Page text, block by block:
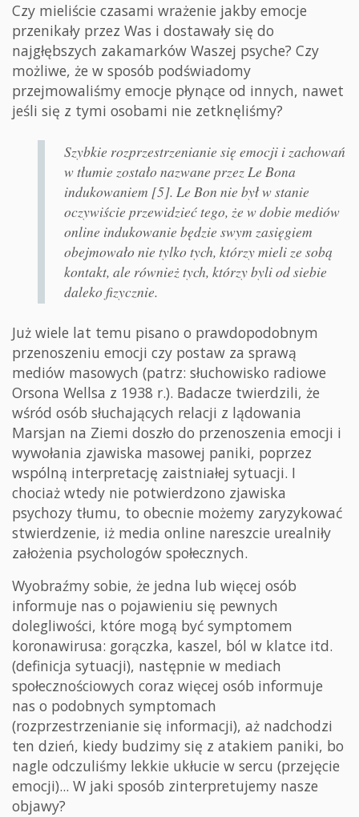
Czy mieliście czasami wrażenie jakby emocje
przenikały przez Was i dostawały się do
najgłębszych zakamarków Waszej psyche? Czy
możliwe, że w sposób podświadomy
przejmowaliśmy emocje płynące od innych, nawet
jeśli się z tymi osobami nie zetknęliśmy?
Szybkie rozprzestrzenianie się emocji i zachowań
w tłumie zostało nazwane przez Le Bona
indukowaniem [5]. Le Bon nie był w stanie
oczywiście przewidzieć tego, że w dobie mediów
online indukowanie będzie swym zasięgiem
obejmowało nie tylko tych, którzy mieli ze sobą
kontakt, ale również tych, którzy byli od siebie
daleko fizycznie.
Już wiele lat temu pisano o prawdopodobnym
przenoszeniu emocji czy postaw za sprawą
mediów masowych (patrz: słuchowisko radiowe
Orsona Wellsa z 1938 r.). Badacze twierdzili, że
wśród osób słuchających relacji z lądowania
Marsjan na Ziemi doszło do przenoszenia emocji i
wywołania zjawiska masowej paniki, poprzez
wspólną interpretację zaistniałej sytuacji. I
chociaż wtedy nie potwierdzono zjawiska
psychozy tłumu, to obecnie możemy zaryzykować
stwierdzenie, iż media online nareszcie urealniły
założenia psychologów społecznych.
Wyobraźmy sobie, że jedna lub więcej osób
informuje nas o pojawieniu się pewnych
dolegliwości, które mogą być symptomem
koronawirusa: gorączka, kaszel, ból w klatce itd.
(definicja sytuacji), następnie w mediach
społecznościowych coraz więcej osób informuje
nas o podobnych symptomach
(rozprzestrzenianie się informacji), aż nadchodzi
ten dzień, kiedy budzimy się z atakiem paniki, bo
nagle odczuliśmy lekkie ukłucie w sercu (przejęcie
emocji)... W jaki sposób zinterpretujemy nasze
objawy?